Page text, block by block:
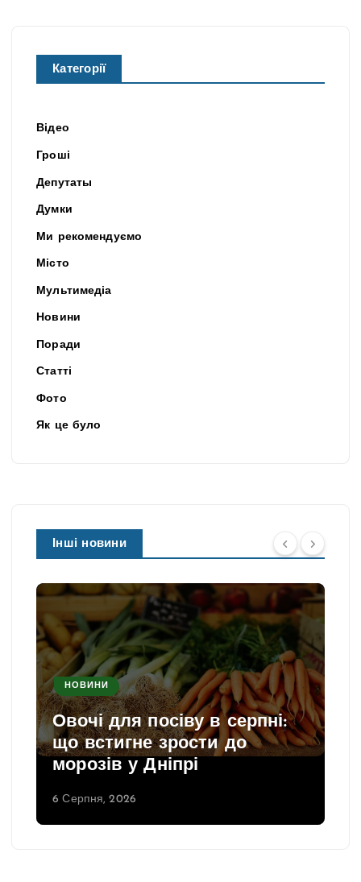
Категорії
Відео
Гроші
Депутаты
Думки
Ми рекомендуємо
Місто
Мультимедіа
Новини
Поради
Статті
Фото
Як це було
Інші новини
НОВИНИ
Овочі для посіву в серпні:
що встигне зрости до
морозів у Дніпрі
6 Серпня, 2026